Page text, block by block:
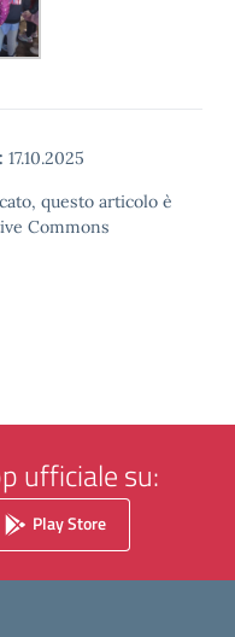
17.10.2025
questo articolo è
Commons
ufficiale su:
Play Store